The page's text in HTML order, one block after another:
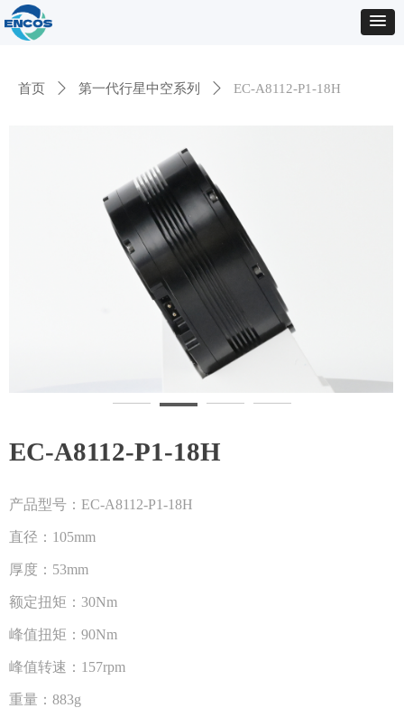
首页 ꄲ 第一代行星中空系列 ꄲ EC-A8112-P1-18H
EC-A8112-P1-18H
产品型号：EC-A8112-P1-18H
直径：105mm
厚度：53mm
额定扭矩：30Nm
峰值扭矩：90Nm
峰值转速：157rpm
重量：883g